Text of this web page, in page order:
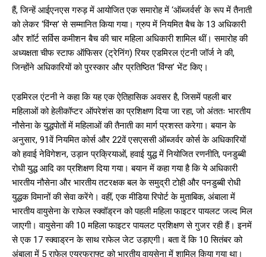
हैं, जिन्हें आईएनएस गरुड़ में आयोजित एक समारोह में ‘ऑब्जर्वर्स’ के रूप में तैनाती
को लेकर ‘विंग्स’ से सम्मानित किया गया। ग्रुप में नियमित बैच के 13 अधिकारी
और शॉर्ट सर्विस कमीशन बैच की चार महिला अधिकारी शामिल थीं। समारोह की
अध्यक्षता चीफ स्टाफ ऑफिसर (ट्रेनिंग) रियर एडमिरल एंटनी जॉर्ज ने की,
जिन्होंने अधिकारियों को पुरस्कार और प्रतिष्ठित ‘विंग्स’ भेंट किए।
एडमिरल एंटनी ने कहा कि यह एक ऐतिहासिक अवसर है, जिसमें पहली बार
महिलाओं को हेलीकॉप्टर ऑपरेशंस का प्रशिक्षण दिया जा रहा, जो अंततः भारतीय
नौसेना के युद्धपोतों में महिलाओं की तैनाती का मार्ग प्रशस्त करेगा। बयान के
अनुसार, 91वें नियमित कोर्स और 22वें एसएससी ऑब्जर्वर कोर्स के अधिकारियों
को हवाई नेविगेशन, उड़ान प्रक्रियाओं, हवाई युद्ध में नियोजित रणनीति, पनडुब्बी
रोधी युद्ध आदि का प्रशिक्षण दिया गया। बयान में कहा गया है कि ये अधिकारी
भारतीय नौसेना और भारतीय तटरक्षक बल के समुद्री टोही और पनडुब्बी रोधी
युद्धक विमानों की सेवा करेंगे। वहीं, एक मीडिया रिपोर्ट के मुताबिक, अंबाला में
भारतीय वायुसेना के राफेल स्क्वॉड्रन को पहली महिला फाइटर पायलट जल्द मिल
जाएगी। वायुसेना की 10 महिला फाइटर पायलट प्रशिक्षण से गुजर रही हैं। इनमें
से एक 17 स्क्वाड्रन के साथ राफेल जेट उड़ाएगी। बता दें कि 10 सितंबर को
अंबाला में 5 राफेल एयरफ्राफ्ट को भारतीय वायुसेना में शामिल किया गया था।